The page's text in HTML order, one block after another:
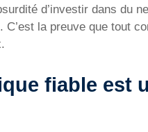
d’investir dans du
C’est la preuve que tout
fiable est